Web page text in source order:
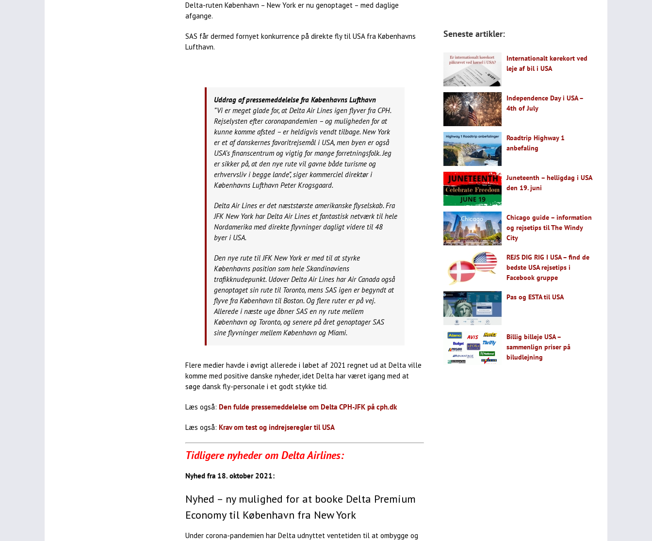
Delta-ruten København – New York er nu genoptaget – med daglige
afgange.
SAS får dermed fornyet konkurrence på direkte fly til USA fra Københavns
Lufthavn.
Uddrag af pressemeddelelse fra Københavns Lufthavn
”Vi er meget glade for, at Delta Air Lines igen flyver fra CPH.
Rejselysten efter coronapandemien – og muligheden for at
kunne komme afsted – er heldigvis vendt tilbage. New York
er et af danskernes favoritrejsemål i USA, men byen er også
USA’s finanscentrum og vigtig for mange forretningsfolk. Jeg
er sikker på, at den nye rute vil gavne både turisme og
erhvervsliv i begge lande”, siger kommerciel direktør i
Københavns Lufthavn Peter Krogsgaard.
Delta Air Lines er det næststørste amerikanske flyselskab. Fra
JFK New York har Delta Air Lines et fantastisk netværk til hele
Nordamerika med direkte flyvninger dagligt videre til 48
byer i USA.
Den nye rute til JFK New York er med til at styrke
Københavns position som hele Skandinaviens
trafikknudepunkt. Udover Delta Air Lines har Air Canada også
genoptaget sin rute til Toronto, mens SAS igen er begyndt at
flyve fra København til Boston. Og flere ruter er på vej.
Allerede i næste uge åbner SAS en ny rute mellem
København og Toronto, og senere på året genoptager SAS
sine flyvninger mellem København og Miami.
Flere medier havde i øvrigt allerede i løbet af 2021 regnet ud at Delta ville
komme med positive danske nyheder, idet Delta har været igang med at
søge dansk fly-personale i et godt stykke tid.
Læs også: Den fulde pressemeddelelse om Delta CPH-JFK på cph.dk
Læs også: Krav om test og indrejseregler til USA
Tidligere nyheder om Delta Airlines:
Nyhed fra 18. oktober 2021:
Nyhed – ny mulighed for at booke Delta Premium
Economy til København fra New York
Under corona-pandemien har Delta udnyttet ventetiden til at ombygge og
Seneste artikler:
Internationalt kørekort ved
leje af bil i USA
Independence Day i USA –
4th of July
Roadtrip Highway 1
anbefaling
Juneteenth – helligdag i USA
den 19. juni
Chicago guide – information
og rejsetips til The Windy
City
REJS DIG RIG I USA – find de
bedste USA rejsetips i
Facebook gruppe
Pas og ESTA til USA
Billig billeje USA –
sammenlign priser på
biludlejning